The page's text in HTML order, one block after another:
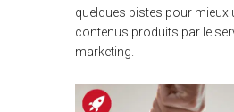
quelques pistes pour mieux
contenus produits par le
marketing.